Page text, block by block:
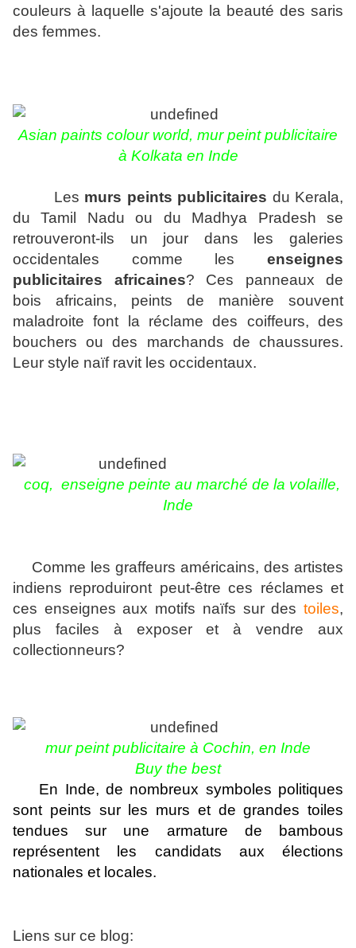
couleurs à laquelle s'ajoute la beauté des saris
des femmes.
Asian paints colour world, mur peint publicitaire
à Kolkata en Inde
Les murs peints publicitaires du Kerala,
du Tamil Nadu ou du Madhya Pradesh se
retrouveront-ils un jour dans les galeries
occidentales comme lesenseignes
publicitaires africaines? Ces panneaux de
bois africains, peints de manière souvent
maladroite font la réclame des coiffeurs, des
bouchers ou des marchands de chaussures.
Leur style naïf ravit les occidentaux.
coq, enseigne peinte au marché de la volaille,
Inde
Comme les graffeurs américains, des artistes
indiens reproduiront peut-être ces réclames et
ces enseignes aux motifs naïfs sur des toiles,
plus faciles à exposer et à vendre aux
collectionneurs?
murpeint publicitaire à Cochin, en Inde
Buy the best
En Inde, de nombreux symboles politiques
sont peints sur les murs et de grandes toiles
tendues sur une armature de bambous
représentent les candidats aux élections
nationales et locales.
Liens sur ce blog: